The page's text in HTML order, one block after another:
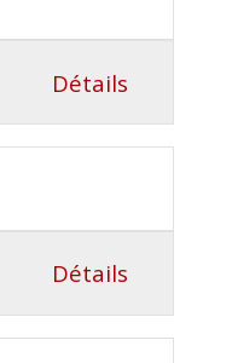
Détails
Détails